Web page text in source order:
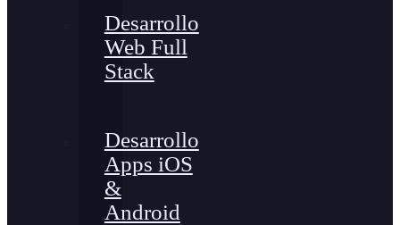
Desarrollo
Web Full
Stack
Desarrollo
Apps iOS
&
Android